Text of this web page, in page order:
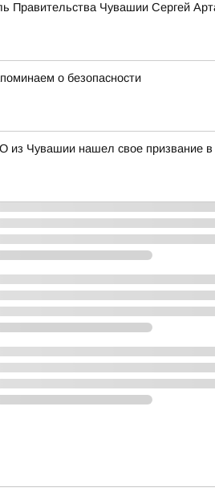
Правительства Чувашии Сергей
о безопасности
из Чувашии нашел свое призвание